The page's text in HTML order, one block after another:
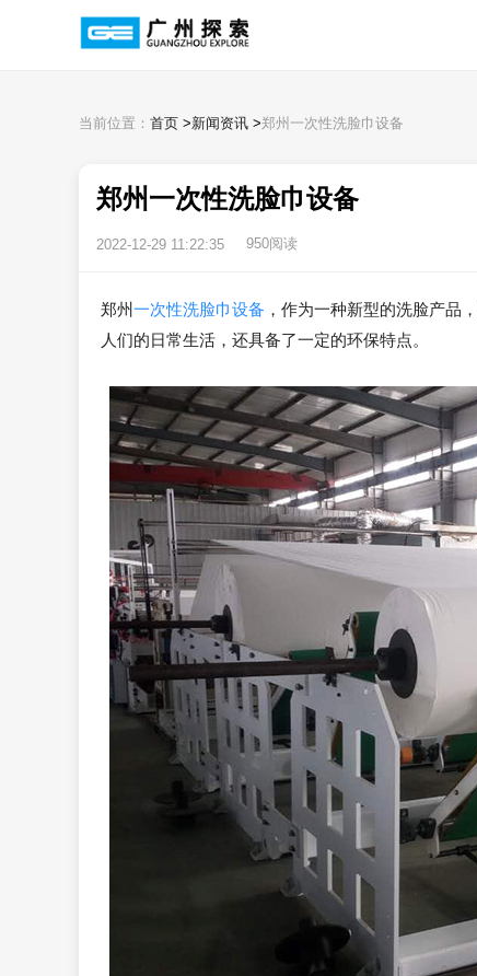
当前位置： 首页 >新闻资讯 >郑州一次性洗脸巾设备
郑州一次性洗脸巾设备
2022-12-29 11:22:35 950阅读
郑州一次性洗脸巾设备 ，作为一种新型的洗脸产品
人们的日常生活，还具备了一定的环保特点。